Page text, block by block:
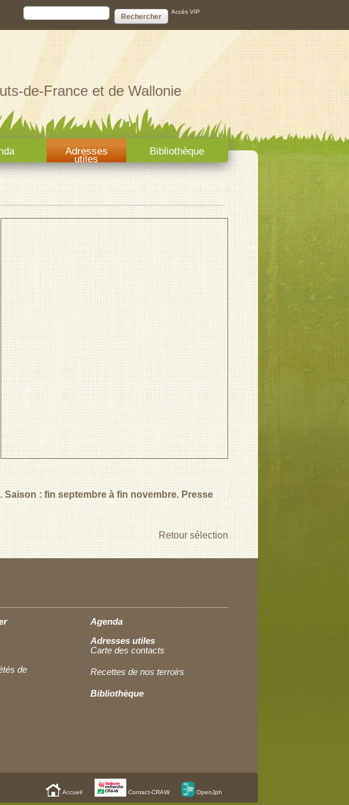
Accès VIP
Formulaire de recherche
Rechercher
de-France et de Wallonie
Adresses
utiles
Bibliothèque
: fin septembre à fin novembre. Presse
Retour sélection
de
Agenda
Adresses utiles
Carte des contacts
Recettes de nos terroirs
Bibliothèque
Accueil Contact-CRAW OpenJph